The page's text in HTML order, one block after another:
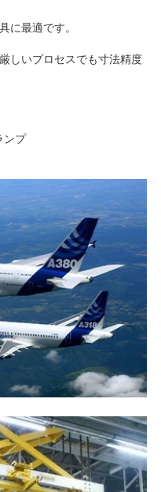
に最適です。
しいプロセスでも寸法精度
ンプ